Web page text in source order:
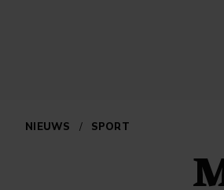
NIEUWS / SPORT